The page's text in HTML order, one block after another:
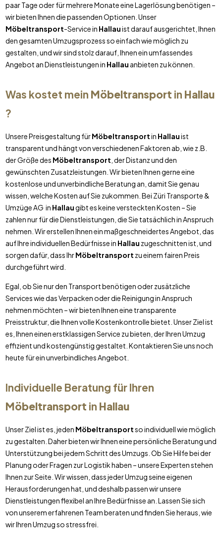
paar Tage oder für mehrere Monate eine Lagerlösung benötigen –
wir bieten Ihnen die passenden Optionen. Unser
Möbeltransport-Service in Hallauist darauf ausgerichtet, Ihnen
den gesamten Umzugsprozess so einfach wie möglich zu
gestalten, und wir sind stolz darauf, Ihnen ein umfassendes
Angebot an Dienstleistungen in Hallau anbieten zu können.
Was kostet mein Möbeltransport in Hallau
?
Unsere Preisgestaltung fürMöbeltransportin Hallauist
transparent und hängt von verschiedenen Faktoren ab, wie z.B.
der Größe des Möbeltransport , der Distanz und den
gewünschten Zusatzleistungen. Wir bieten Ihnen gerne eine
kostenlose und unverbindliche Beratung an, damit Sie genau
wissen, welche Kosten auf Sie zukommen. Bei Züri Transporte &
Umzüge AG in Hallaugibt es keine versteckten Kosten – Sie
zahlen nur für die Dienstleistungen, die Sie tatsächlich in Anspruch
nehmen. Wir erstellen Ihnen ein maßgeschneidertes Angebot, das
auf Ihre individuellen Bedürfnisse in Hallau zugeschnitten ist, und
sorgen dafür, dass IhrMöbeltransport zu einem fairen Preis
durchgeführt wird.
Egal, ob Sie nur den Transport benötigen oder zusätzliche
Services wie das Verpacken oder die Reinigung in Anspruch
nehmen möchten – wir bieten Ihnen eine transparente
Preisstruktur, die Ihnen volle Kostenkontrolle bietet. Unser Ziel ist
es, Ihnen einen erstklassigen Service zu bieten, der Ihren Umzug
effizient und kostengünstig gestaltet. Kontaktieren Sie uns noch
heute für ein unverbindliches Angebot.
Individuelle Beratung für Ihren
Möbeltransport in Hallau
Unser Ziel ist es, jeden Möbeltransportso individuell wie möglich
zu gestalten. Daher bieten wir Ihnen eine persönliche Beratung und
Unterstützung bei jedem Schritt des Umzugs. Ob Sie Hilfe bei der
Planung oder Fragen zur Logistik haben – unsere Experten stehen
Ihnen zur Seite. Wir wissen, dass jeder Umzug seine eigenen
Herausforderungen hat, und deshalb passen wir unsere
Dienstleistungen flexibel an Ihre Bedürfnisse an. Lassen Sie sich
von unserem erfahrenen Team beraten und finden Sie heraus, wie
wir Ihren Umzug so stressfrei.